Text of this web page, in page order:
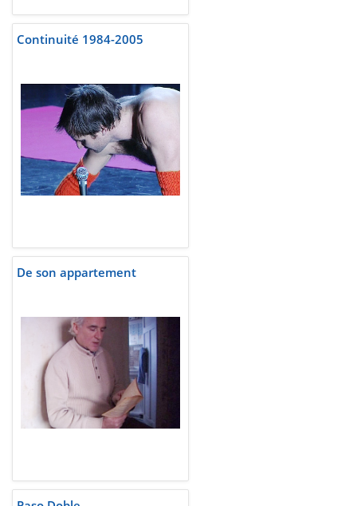
Continuité 1984-2005
De son appartement